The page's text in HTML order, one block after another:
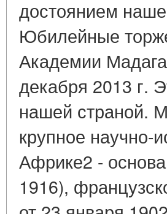
достоянием
Юбилейные
Академии
декабря 2013 г.
нашей страной.
крупное научно-
Африке2 -
1916),